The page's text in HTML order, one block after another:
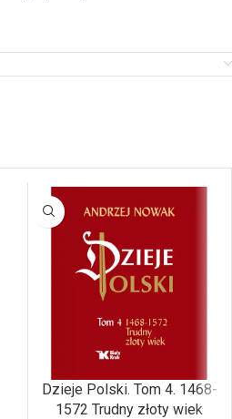
Dzieje Polski. Tom 4. 1468-
1572 Trudny złoty wiek